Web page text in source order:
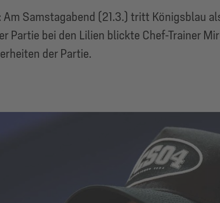
Samstagabend (21.3.) tritt Königsblau
Partie bei den Lilien blickte Chef-Trainer
der Partie.